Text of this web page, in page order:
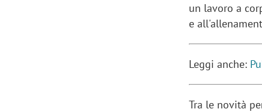
un lavoro a
e
Leggi anche:
Tra le novità